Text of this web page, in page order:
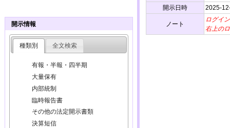
開示日時
2025-
ノート
ログイ
右上の
開示情報
種類別 全文検索
有報・半報・四半期
大量保有
内部統制
臨時報告書
その他の法定開示書類
決算短信